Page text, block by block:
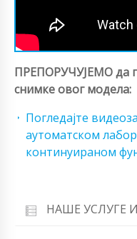
ПРЕПОРУЧУЈЕМО да
снимке овог модела:
Погледајте
аутоматском
континуираном
НАШЕ УСЛУГЕ